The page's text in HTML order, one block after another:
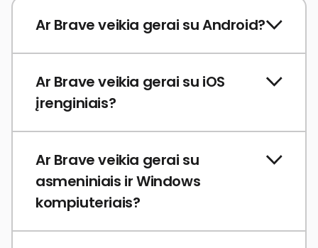
Ar Brave veikia gerai su Android?
Ar Brave veikia gerai su iOS
įrenginiais?
Ar Brave veikia gerai su
asmeniniais ir Windows
kompiuteriais?